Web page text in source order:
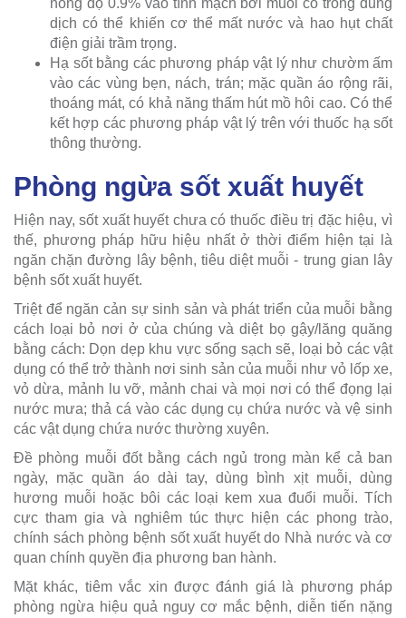
nồng độ 0.9% vào tĩnh mạch bởi muối có trong dung
dịch có thể khiến cơ thể mất nước và hao hụt chất
điện giải trầm trọng.
Hạ sốt bằng các phương pháp vật lý như chườm ấm
vào các vùng bẹn, nách, trán; mặc quần áo rộng rãi,
thoáng mát, có khả năng thấm hút mồ hôi cao. Có thể
kết hợp các phương pháp vật lý trên với thuốc hạ sốt
thông thường.
Phòng ngừa sốt xuất huyết
Hiện nay, sốt xuất huyết chưa có thuốc điều trị đặc hiệu, vì
thế, phương pháp hữu hiệu nhất ở thời điểm hiện tại là
ngăn chặn đường lây bệnh, tiêu diệt muỗi - trung gian lây
bệnh sốt xuất huyết.
Triệt để ngăn cản sự sinh sản và phát triển của muỗi bằng
cách loại bỏ nơi ở của chúng và diệt bọ gậy/lăng quăng
bằng cách: Dọn dẹp khu vực sống sạch sẽ, loại bỏ các vật
dụng có thể trở thành nơi sinh sản của muỗi như vỏ lốp xe,
vỏ dừa, mảnh lu vỡ, mảnh chai và mọi nơi có thể đọng lại
nước mưa; thả cá vào các dụng cụ chứa nước và vệ sinh
các vật dụng chứa nước thường xuyên.
Đề phòng muỗi đốt bằng cách ngủ trong màn kể cả ban
ngày, mặc quần áo dài tay, dùng bình xịt muỗi, dùng
hương muỗi hoặc bôi các loại kem xua đuổi muỗi. Tích
cực tham gia và nghiêm túc thực hiện các phong trào,
chính sách phòng bệnh sốt xuất huyết do Nhà nước và cơ
quan chính quyền địa phương ban hành.
Mặt khác, tiêm vắc xin được đánh giá là phương pháp
phòng ngừa hiệu quả nguy cơ mắc bệnh, diễn tiến nặng